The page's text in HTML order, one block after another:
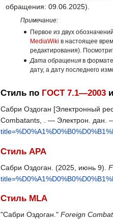
обращения: 09.06.2025).
Примечание:
Первое из двух
MediaWiki в настоящее
редактирования).
Дата обращенияв формате
дату, а дату последнего
Стиль по ГОСТ 7.1—2003 и
Сабри Оздоган [Электронный
Combatants, . — Электрон. дан.
Стиль APA
Сабри Оздоган. (2025, июнь 9).
Стиль MLA
"Сабри Оздоган." Foreign